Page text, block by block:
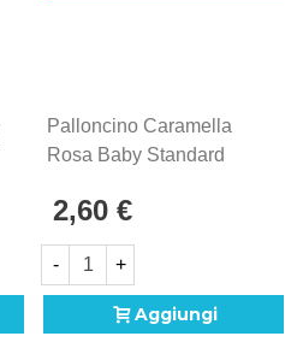
Palloncino Caramella
Rosa Baby Standard
Mylar, 1pz.
2,60 €
- +
Aggiungi